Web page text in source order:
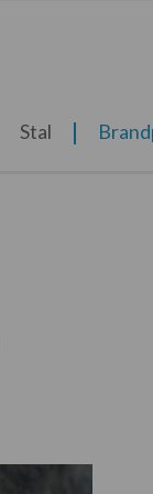
Stal